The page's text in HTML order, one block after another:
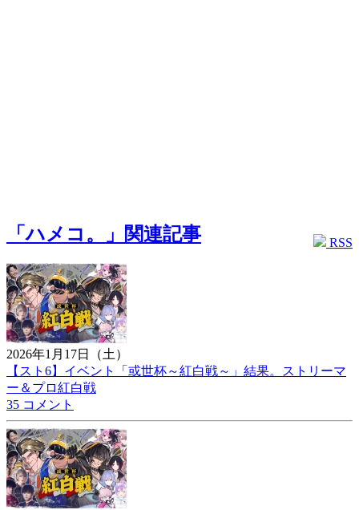
RSS
「ハメコ。」関連記事
2026年1月17日（土）
【スト6】イベント「或世杯～紅白戦～」結果。ストリーマ
ー＆プロ紅白戦
35 コメント